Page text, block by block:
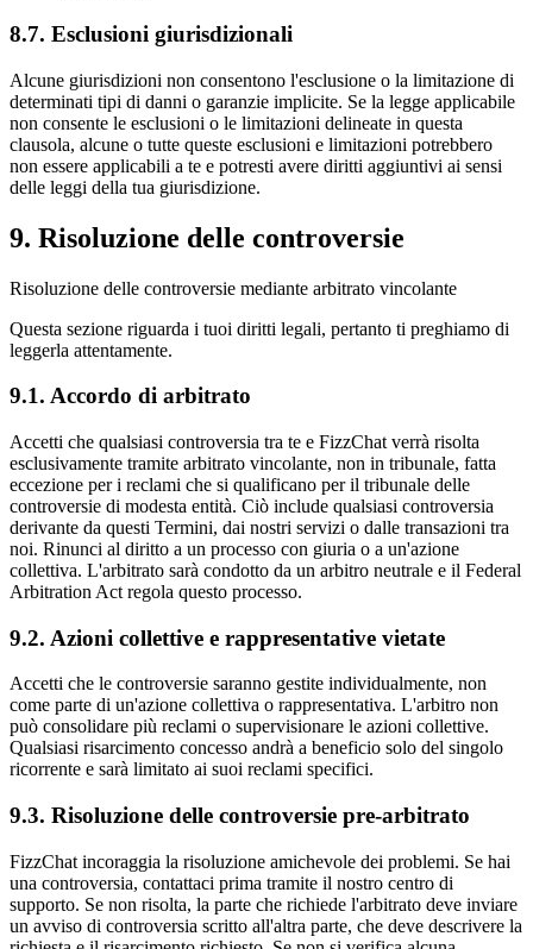
8.7. Esclusioni giurisdizionali
Alcune giurisdizioni non consentono l'esclusione o la limitazione di
determinati tipi di danni o garanzie implicite. Se la legge applicabile
non consente le esclusioni o le limitazioni delineate in questa
clausola, alcune o tutte queste esclusioni e limitazioni potrebbero
non essere applicabili a te e potresti avere diritti aggiuntivi ai sensi
delle leggi della tua giurisdizione.
9. Risoluzione delle controversie
Risoluzione delle controversie mediante arbitrato vincolante
Questa sezione riguarda i tuoi diritti legali, pertanto ti preghiamo di
leggerla attentamente.
9.1. Accordo di arbitrato
Accetti che qualsiasi controversia tra te e FizzChat verrà risolta
esclusivamente tramite arbitrato vincolante, non in tribunale, fatta
eccezione per i reclami che si qualificano per il tribunale delle
controversie di modesta entità. Ciò include qualsiasi controversia
derivante da questi Termini, dai nostri servizi o dalle transazioni tra
noi. Rinunci al diritto a un processo con giuria o a un'azione
collettiva. L'arbitrato sarà condotto da un arbitro neutrale e il Federal
Arbitration Act regola questo processo.
9.2. Azioni collettive e rappresentative vietate
Accetti che le controversie saranno gestite individualmente, non
come parte di un'azione collettiva o rappresentativa. L'arbitro non
può consolidare più reclami o supervisionare le azioni collettive.
Qualsiasi risarcimento concesso andrà a beneficio solo del singolo
ricorrente e sarà limitato ai suoi reclami specifici.
9.3. Risoluzione delle controversie pre-arbitrato
FizzChat incoraggia la risoluzione amichevole dei problemi. Se hai
una controversia, contattaci prima tramite il nostro centro di
supporto. Se non risolta, la parte che richiede l'arbitrato deve inviare
un avviso di controversia scritto all'altra parte, che deve descrivere la